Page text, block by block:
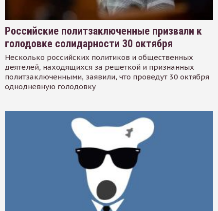
Российские политзаключенные призвали к
голодовке солидарности 30 октября
Несколько российских политиков и общественных
деятелей, находящихся за решеткой и признанных
политзаключенными, заявили, что проведут 30 октября
однодневную голодовку